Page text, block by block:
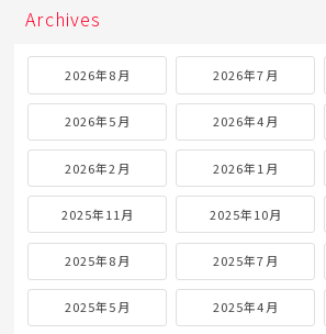
Archives
2026年8月 2026年7月
2026年5月 2026年4月
2026年2月 2026年1月
2025年11月 2025年10月
2025年8月 2025年7月
2025年5月 2025年4月